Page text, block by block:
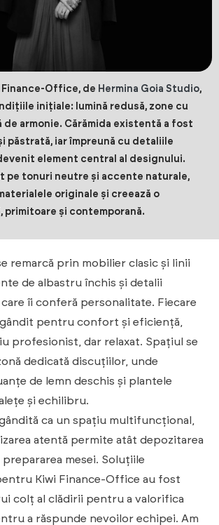
Finance-Office, de Hermina Goia Studio,
inițiale: lumină redusă, zone cu
de armonie. Cărămida existentă a fost
păstrată, iar împreună cu detaliile
element central al designului.
pe tonuri neutre și accente naturale,
originale și creează o
primitoare și contemporană.
remarcă prin mobilier clasic și linii
de albastru închis și detalii
îi conferă personalitate. Fiecare
pentru confort și eficiență,
profesionist, dar relaxat. Spațiul se
dedicată discuțiilor, unde
de lemn deschis și plantele
și echilibru.
ca un spațiu multifuncțional,
atentă permite atât depozitarea
mesei. Soluțiile
Kiwi Finance-Office au fost
colț al clădirii pentru a valorifica
a răspunde nevoilor echipei. Am